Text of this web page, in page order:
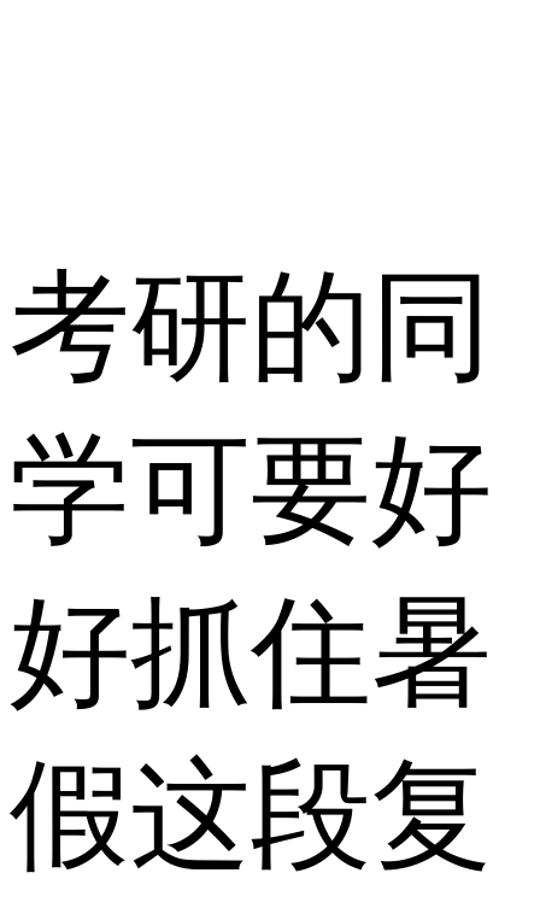
考研的同
学可要好
好抓住暑
假这段复